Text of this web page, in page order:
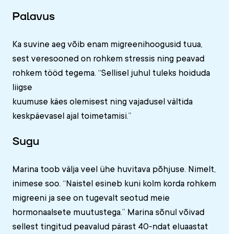
Palavus
Ka suvine aeg võib enam migreenihoogusid tuua,
sest veresooned on rohkem stressis ning peavad
rohkem tööd tegema. “Sellisel juhul tuleks hoiduda
liigse
kuumuse käes olemisest ning vajadusel vältida
keskpäevasel ajal toimetamisi.”
Sugu
Marina toob välja veel ühe huvitava põhjuse. Nimelt,
inimese soo. “Naistel esineb kuni kolm korda rohkem
migreeni ja see on tugevalt seotud meie
hormonaalsete muutustega.” Marina sõnul võivad
sellest tingitud peavalud pärast 40-ndat eluaastat